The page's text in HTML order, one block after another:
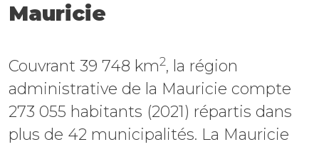
Mauricie
Couvrant 39 748 km2, la région
administrative de la Mauricie compte
273 055 habitants (2021) répartis dans
plus de 42 municipalités. La Mauricie